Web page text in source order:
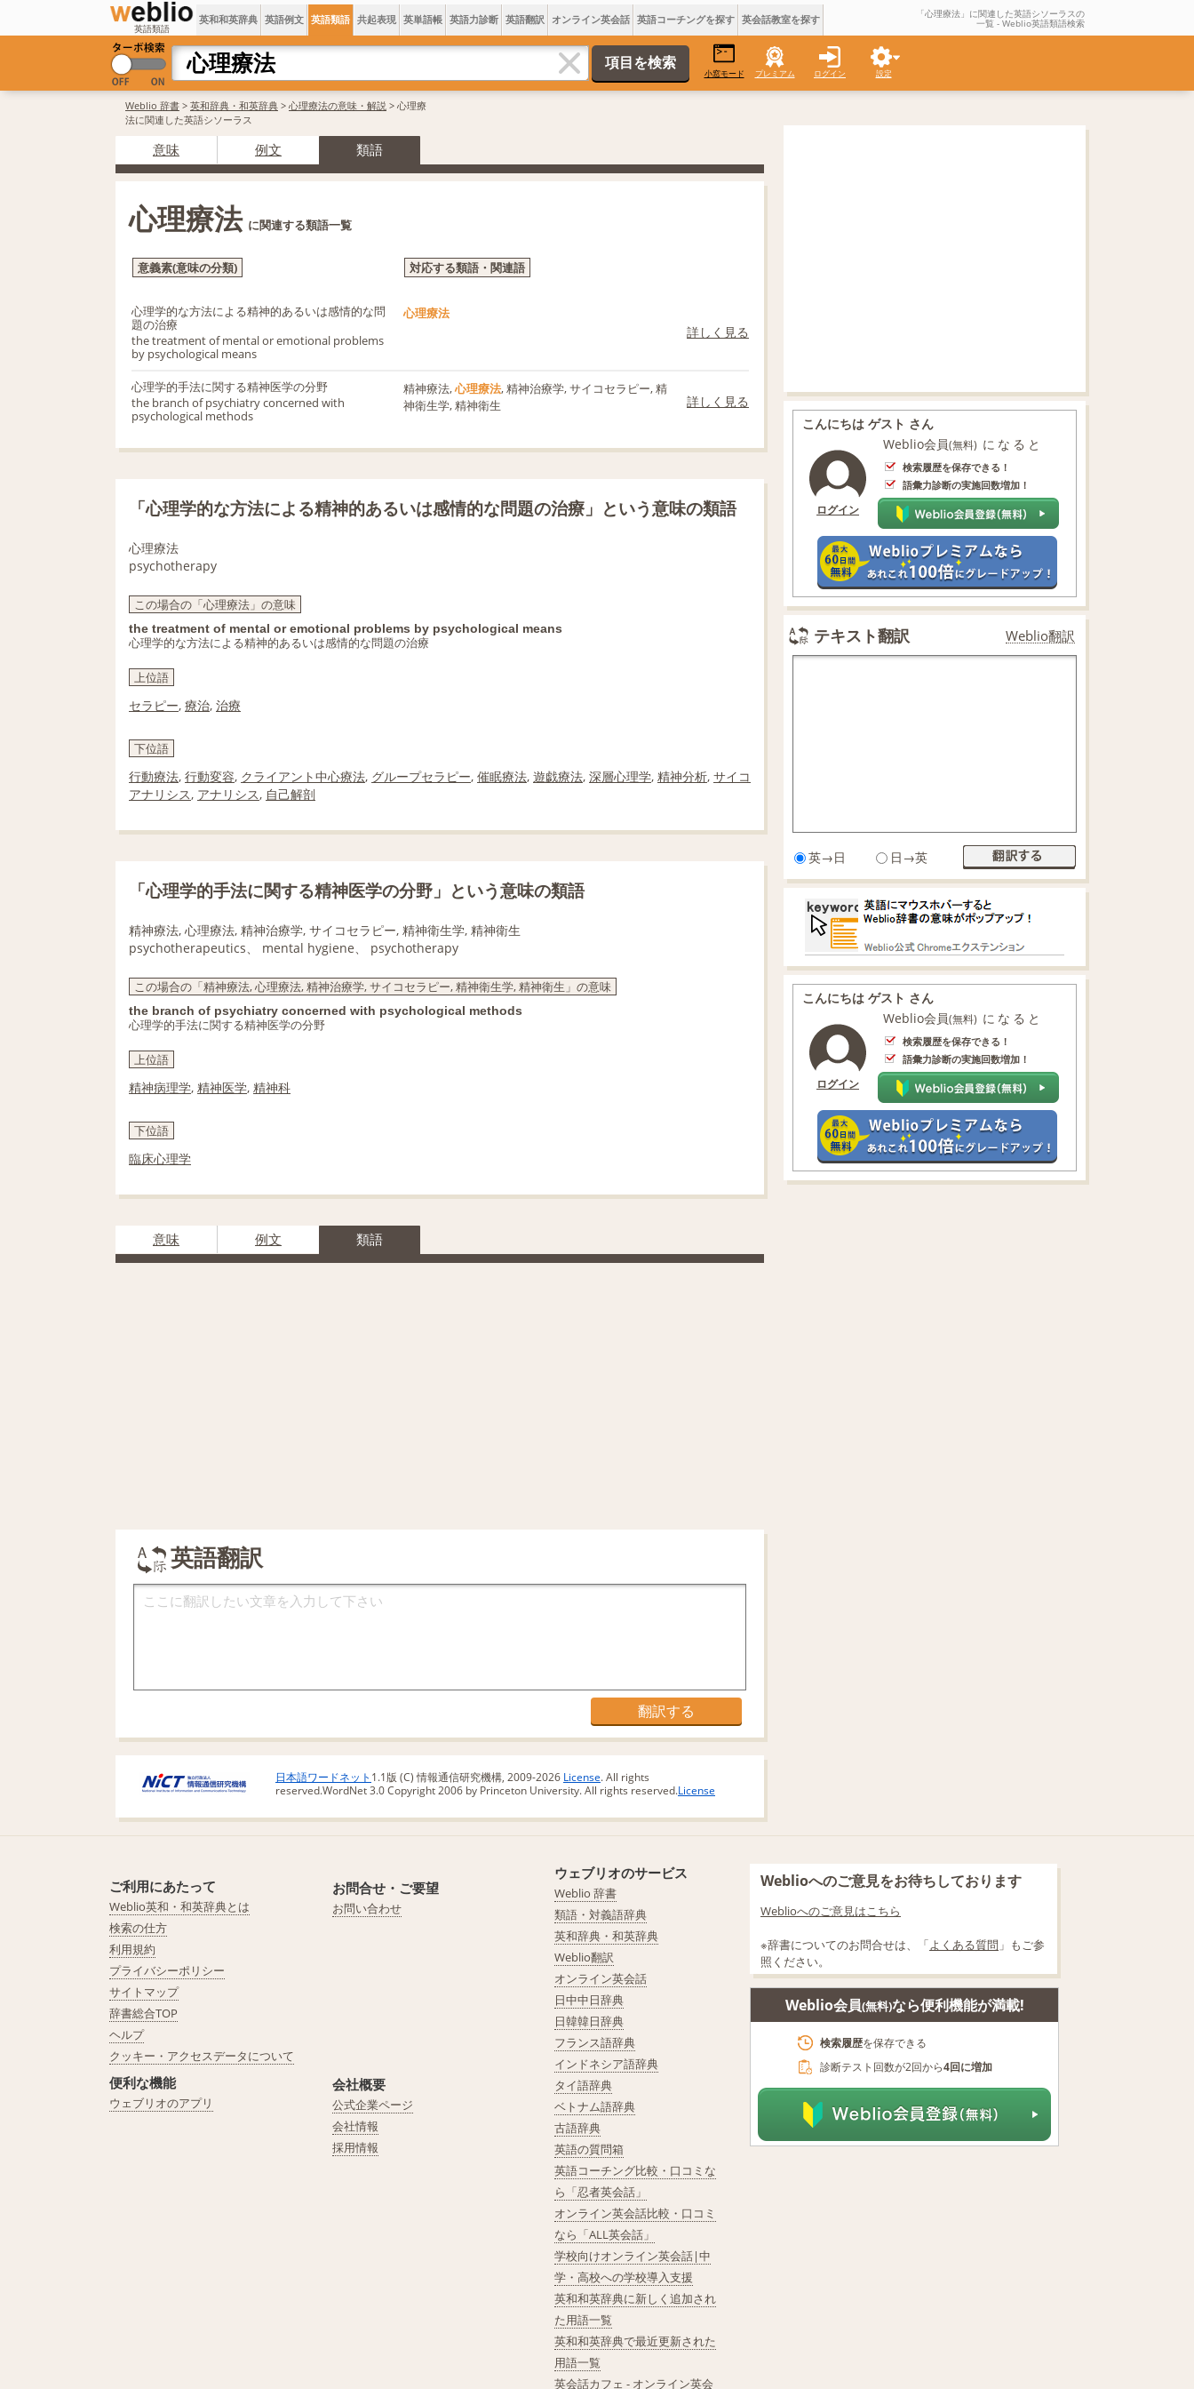
英語類語
英和和英辞典 英語例文 英語類語 共起表現 英単語帳 英語力診断 英語翻訳 オンライン英会話 英語コーチングを探す 英会話教室を探す 「心理療法」に関連した英語シソーラスの
一覧 - Weblio英語類語検索
小窓モード プレミアム ログイン 設定
Weblio 辞書 > 英和辞典・和英辞典 > 心理療法の意味・解説 > 心理療
法に関連した英語シソーラス
意味 例文 類語
心理療法 に関連する類語一覧
意義素(意味の分類) 対応する類語・関連語
心理学的な方法による精神的あるいは感情的な問
題の治療
the treatment of mental or emotional problems
by psychological means
心理療法
詳しく見る
心理学的手法に関する精神医学の分野
the branch of psychiatry concerned with
psychological methods
精神療法,心理療法, 精神治療学, サイコセラピー, 精
神衛生学, 精神衛生
詳しく見る
「心理学的な方法による精神的あるいは感情的な問題の治療」という意味の類語
心理療法
psychotherapy
この場合の「心理療法」の意味
the treatment of mental or emotional problems by psychological means
心理学的な方法による精神的あるいは感情的な問題の治療
上位語
セラピー, 療治, 治療
下位語
行動療法, 行動変容, クライアント中心療法, グループセラピー, 催眠療法, 遊戯療法, 深層心理学, 精神分析, サイコ
アナリシス, アナリシス, 自己解剖
「心理学的手法に関する精神医学の分野」という意味の類語
精神療法, 心理療法, 精神治療学, サイコセラピー, 精神衛生学, 精神衛生
psychotherapeutics、 mental hygiene、 psychotherapy
この場合の「精神療法, 心理療法, 精神治療学, サイコセラピー, 精神衛生学, 精神衛生」の意味
the branch of psychiatry concerned with psychological methods
心理学的手法に関する精神医学の分野
上位語
精神病理学, 精神医学, 精神科
下位語
臨床心理学
意味 例文 類語
英語翻訳
日本語ワードネット 1.1版 (C) 情報通信研究機構, 2009-2026 License. All rights
reserved.WordNet 3.0 Copyright 2006 by Princeton University. All rights reserved.License
こんにちは ゲスト さん
ログイン
Weblio会員(無料) になると
検索履歴を保存できる！
語彙力診断の実施回数増加！
テキスト翻訳 Weblio翻訳
英→日 日→英
こんにちは ゲスト さん
ログイン
Weblio会員(無料) になると
検索履歴を保存できる！
語彙力診断の実施回数増加！
ご利用にあたって
Weblio英和・和英辞典とは
検索の仕方
利用規約
プライバシーポリシー
サイトマップ
辞書総合TOP
ヘルプ
クッキー・アクセスデータについて
便利な機能
ウェブリオのアプリ
お問合せ・ご要望
お問い合わせ
会社概要
公式企業ページ
会社情報
採用情報
ウェブリオのサービス
Weblio 辞書
類語・対義語辞典
英和辞典・和英辞典
Weblio翻訳
オンライン英会話
日中中日辞典
日韓韓日辞典
フランス語辞典
インドネシア語辞典
タイ語辞典
ベトナム語辞典
古語辞典
英語の質問箱
英語コーチング比較・口コミな
ら「忍者英会話」
オンライン英会話比較・口コミ
なら「ALL英会話」
学校向けオンライン英会話|中
学・高校への学校導入支援
英和和英辞典に新しく追加され
た用語一覧
英和和英辞典で最近更新された
用語一覧
英会話カフェ - オンライン英会
Weblioへのご意見をお待ちしております
Weblioへのご意見はこちら
※辞書についてのお問合せは、「よくある質問 」もご参
照ください。
Weblio会員(無料)なら便利機能が満載!
検索履歴を保存できる
診断テスト回数が2回から4回に増加